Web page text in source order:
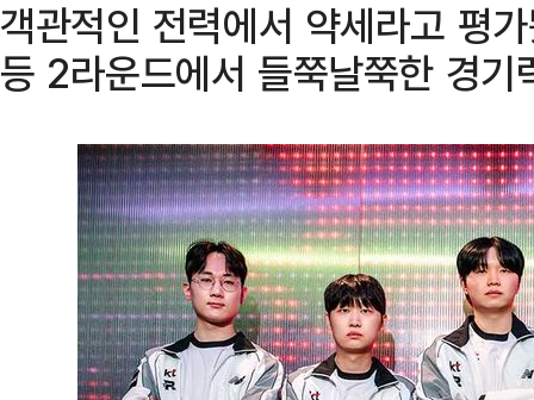
객관적인 전력에서 약세라고 평
등 2라운드에서 들쭉날쭉한 경기